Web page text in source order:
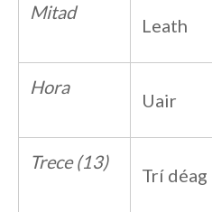
Mitad
Leath
Hora
Uair
Trece (13)
Trí déag